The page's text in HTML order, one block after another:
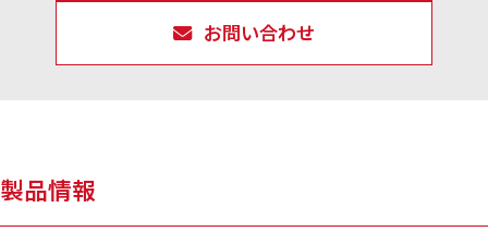
お問い合わせ
製品情報